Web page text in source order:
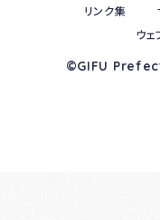
©GIFU
リンク集
ウェ